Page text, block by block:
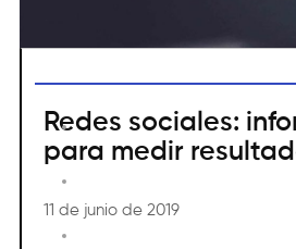
Redes sociales:
para medir
11 de junio de 2019